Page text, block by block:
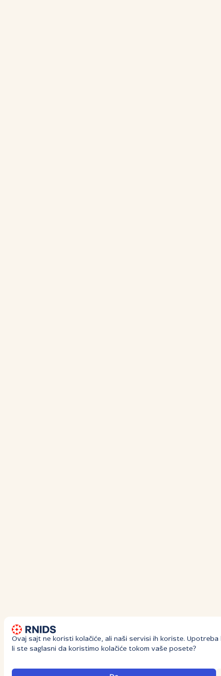
Ovaj sajt ne koristi kolačiće, ali naši servisi ih koriste. Upotreba
li ste saglasni da koristimo kolačiće tokom vaše posete?